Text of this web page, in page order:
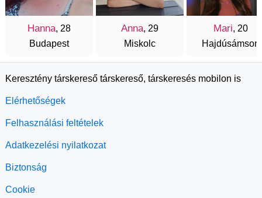
Hanna, 28
Budapest
Anna, 29
Miskolc
Mari, 20
Hajdúsámson
Keresztény társkereső társkereső, társkeresés mobilon is
Elérhetőségek
Felhasználási feltételek
Adatkezelési nyilatkozat
Biztonság
Cookie